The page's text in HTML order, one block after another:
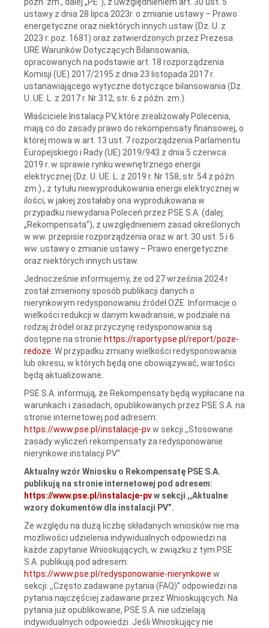
ustawy z dnia 28 lipca 2023r. o zmianie ustawy – Prawo
energetyczne oraz niektórych innych ustaw (Dz. U. z
2023 r. poz. 1681) oraz zatwierdzonych przez Prezesa
URE Warunków Dotyczących Bilansowania,
opracowanych na podstawie art. 18 rozporządzenia
Komisji (UE) 2017/2195 z dnia 23 listopada 2017 r.
ustanawiającego wytyczne dotyczące bilansowania (Dz.
U. UE. L. z 2017 r. Nr 312, str. 6 z późn. zm.).
Właściciele Instalacji PV, które zrealizowały Polecenia,
mają co do zasady prawo do rekompensaty finansowej, o
której mowa w art. 13 ust. 7 rozporządzenia Parlamentu
Europejskiego i Rady (UE) 2019/943 z dnia 5 czerwca
2019 r. w sprawie rynku wewnętrznego energii
elektrycznej (Dz. U. UE. L. z 2019 r. Nr 158, str. 54 z późn.
zm.)., z tytułu niewyprodukowania energii elektrycznej w
ilości, w jakiej zostałaby ona wyprodukowana w
przypadku niewydania Poleceń przez PSE S.A. (dalej:
„Rekompensata”), z uwzględnieniem zasad określonych
w ww. przepisie rozporządzenia oraz w art. 30 ust. 5 i 6
ww. ustawy o zmianie ustawy – Prawo energetyczne
oraz niektórych innych ustaw.
Jednocześnie informujemy, że od 27 września 2024 r.
został zmieniony sposób publikacji danych o
nierynkowym redysponowaniu źródeł OZE. Informacje o
wielkości redukcji w danym kwadransie, w podziale na
rodzaj źródeł oraz przyczynę redysponowania są
dostępne na stronie https://raporty.pse.pl/report/poze-
redoze . W przypadku zmiany wielkości redysponowania
lub okresu, w których będą one obowiązywać, wartości
będą aktualizowane.
PSE S.A. informują, że Rekompensaty będą wypłacane na
warunkach i zasadach, opublikowanych przez PSE S.A. na
stronie internetowej pod adresem:
https://www.pse.pl/instalacje-pvw sekcji ,,Stosowane
zasady wyliczeń rekompensaty za redysponowanie
nierynkowe instalacji PV”.
Aktualny wzór Wniosku o Rekompensatę PSE S.A.
publikują na stronie internetowej pod adresem:
https://www.pse.pl/instalacje-pvw sekcji ,,Aktualne
wzory dokumentów dla instalacji PV”.
Ze względu na dużą liczbę składanych wniosków nie ma
możliwości udzielenia indywidualnych odpowiedzi na
każde zapytanie Wnioskujących, w związku z tym PSE
S.A. publikują pod adresem:
https://www.pse.pl/redysponowanie-nierynkowe w
sekcji: ,,Często zadawane pytania (FAQ)” odpowiedzi na
pytania najczęściej zadawane przez Wnioskujących. Na
pytania już opublikowane, PSE S.A. nie udzielają
indywidualnych odpowiedzi. Jeśli Wnioskujący nie